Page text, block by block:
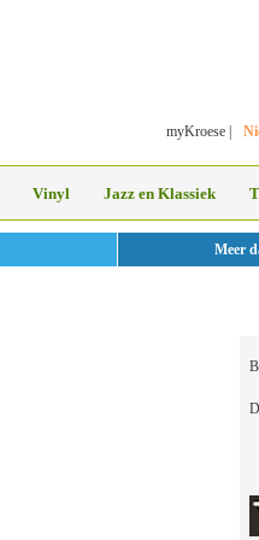
myKroese
Vinyl Jazz en Klassiek
Meer